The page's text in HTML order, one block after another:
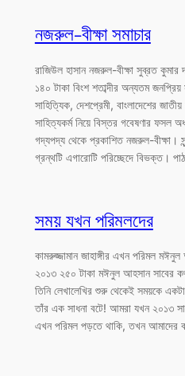
নজরুল-বীক্ষা সমাচার
রাজিউল হাসান নজরুল-বীক্ষা সুব্রত কুমার
১৪০ টাকা বিংশ শতাব্দীর অন্যতম জনপ্রিয়
সাহিত্যিক, দেশপ্রেমী, বাংলাদেশের
সাহিত্যকর্ম নিয়ে বিস্তর গবেষণার ফসল
গদ্যপদ্য থেকে প্রকাশিত নজরুল-বীক্ষা।
গ্রন্থটি এগারোটি পরিচ্ছেদে বিভক্ত।
সময় যখন পরিমলদের
কামরুজ্জামান জাহাঙ্গীর এখন পরিমল
২০১৩ ২৫০ টাকা মঈনুল আহসান সাবের
তিনি লেখালেখির শুরু থেকেই সময়কে
তাঁর এক সাধনা বটে! আমরা যখন ২০১৩
এখন পরিমল পড়তে থাকি, তখন আমাদের